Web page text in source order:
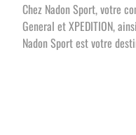
Chez Nadon Sport, votre
General et XPEDITION,
Nadon Sport est votre